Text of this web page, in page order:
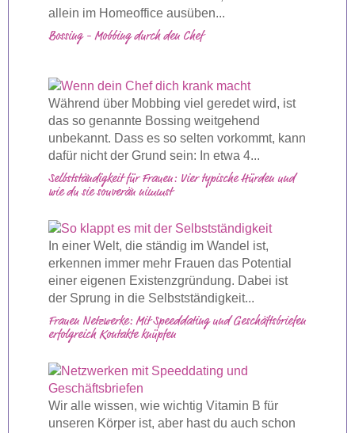
allein im Homeoffice ausüben...
Bossing - Mobbing durch den Chef
Während über Mobbing viel geredet wird, ist
das so genannte Bossing weitgehend
unbekannt. Dass es so selten vorkommt, kann
dafür nicht der Grund sein: In etwa 4...
Selbstständigkeit für Frauen: Vier typische Hürden und
wie du sie souverän nimmst
In einer Welt, die ständig im Wandel ist,
erkennen immer mehr Frauen das Potential
einer eigenen Existenzgründung. Dabei ist
der Sprung in die Selbstständigkeit...
Frauen Netzwerke: Mit Speeddating und Geschäftsbriefen
erfolgreich Kontakte knüpfen
Wir alle wissen, wie wichtig Vitamin B für
unseren Körper ist, aber hast du auch schon